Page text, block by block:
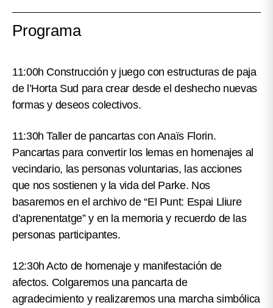
Programa
11:00h Construcción y juego con estructuras de paja
de l’Horta Sud para crear desde el deshecho nuevas
formas y deseos colectivos.
11:30h Taller de pancartas con Anaïs Florin.
Pancartas para convertir los lemas en homenajes al
vecindario, las personas voluntarias, las acciones
que nos sostienen y la vida del Parke. Nos
basaremos en el archivo de “El Punt: Espai Lliure
d’aprenentatge” y en la memoria y recuerdo de las
personas participantes.
12:30h Acto de homenaje y manifestación de
afectos. Colgaremos una pancarta de
agradecimiento y realizaremos una marcha simbólica